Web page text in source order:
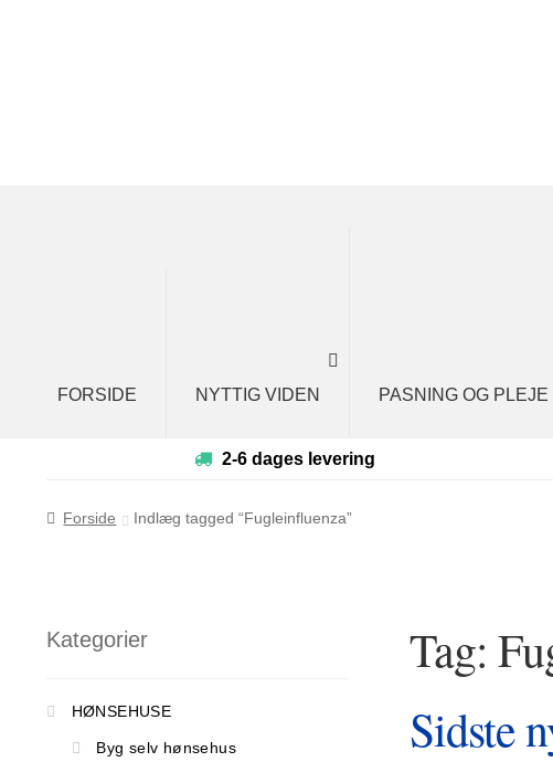
FORSIDE NYTTIG VIDEN PASNING OG PLEJE
2-6 dages levering
Forside Indlæg tagged “Fugleinfluenza”
Tag:
Sidste
Kategorier
HØNSEHUSE
Byg selv hønsehus